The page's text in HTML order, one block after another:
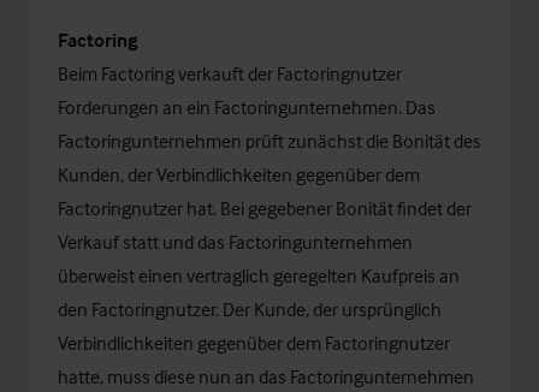
Factoring
Beim Factoring verkauft der Factoringnutzer
Forderungen an ein Factoringunternehmen. Das
Factoringunternehmen prüft zunächst die Bonität des
Kunden, der Verbindlichkeiten gegenüber dem
Factoringnutzer hat. Bei gegebener Bonität findet der
Verkauf statt und das Factoringunternehmen
überweist einen vertraglich geregelten Kaufpreis an
den Factoringnutzer. Der Kunde, der ursprünglich
Verbindlichkeiten gegenüber dem Factoringnutzer
hatte, muss diese nun an das Factoringunternehmen